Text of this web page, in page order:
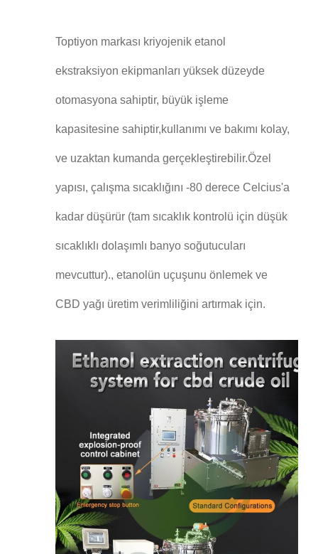
Toptiyon markası kriyojenik etanol
ekstraksiyon ekipmanları yüksek düzeyde
otomasyona sahiptir, büyük işleme
kapasitesine sahiptir,kullanımı ve bakımı kolay,
ve uzaktan kumanda gerçekleştirebilir.Özel
yapısı, çalışma sıcaklığını -80 derece Celcius'a
kadar düşürür (tam sıcaklık kontrolü için düşük
sıcaklıklı dolaşımlı banyo soğutucuları
mevcuttur)., etanolün uçuşunu önlemek ve
CBD yağı üretim verimliliğini artırmak için.